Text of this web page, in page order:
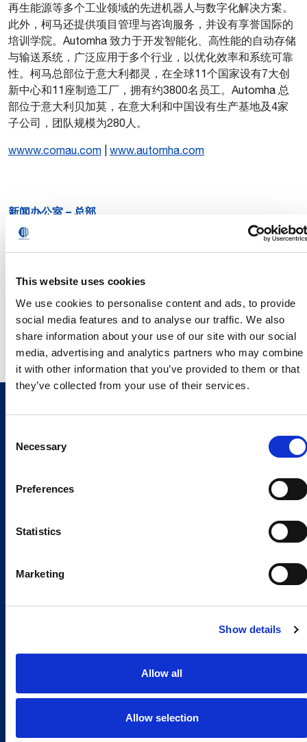
This website uses cookies
We use cookies to personalise content and ads, to provide
social media features and to analyse our traffic. We also
share information about your use of our site with our social
media, advertising and analytics partners who may combine
it with other information that you’ve provided to them or that
they’ve collected from your use of their services.
Selection
Necessary
Preferences
Statistics
Marketing
Show details
Allow all
Allow selection
再生能源等多个工业领域的先进机器人与数字化解决方案。
此外，柯马还提供项目管理与咨询服务，并设有享誉国际的
培训学院。Automha 致力于开发智能化、高性能的自动存储
与输送系统，广泛应用于多个行业，以优化效率和系统可靠
性。柯马总部位于意大利都灵，在全球11个国家设有7大创
新中心和11座制造工厂，拥有约3800名员工。Automha 总
部位于意大利贝加莫，在意大利和中国设有生产基地及4家
子公司，团队规模为280人。
wwww.comau.com www.automha.com
新闻办公室 – 总部
Giuseppe Costabile
Mob. +39 338 7130885
Monica Cavaliere
Mob. +39 3386684221